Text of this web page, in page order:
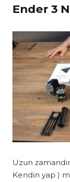
Ender 3
Uzun
Kendin yap )